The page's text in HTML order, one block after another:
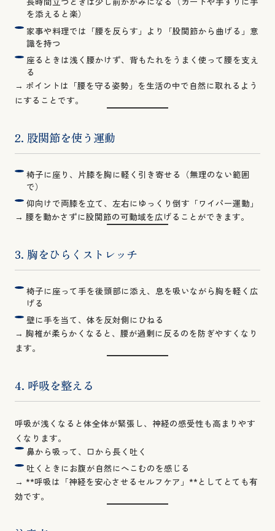
を添えると楽）
家事や料理では「腰を反らす」より「股関節から曲げる」意
識を持つ
座るときは浅く腰かけず、背もたれをうまく使って腰を支え
る
→ ポイントは「腰を守る姿勢」を生活の中で自然に取れるよう
にすることです。
2. 股関節を使う運動
椅子に座り、片膝を胸に軽く引き寄せる（無理のない範囲
で）
仰向けで両膝を立て、左右にゆっくり倒す「ワイパー運動」
→ 腰を動かさずに股関節の可動域を広げることができます。
3. 胸をひらくストレッチ
椅子に座って手を後頭部に添え、息を吸いながら胸を軽く広
げる
壁に手を当て、体を反対側にひねる
→ 胸椎が柔らかくなると、腰が過剰に反るのを防ぎやすくなり
ます。
4. 呼吸を整える
呼吸が浅くなると体全体が緊張し、神経の感受性も高まりやす
くなります。
鼻から吸って、口から長く吐く
吐くときにお腹が自然にへこむのを感じる
→ **呼吸は「神経を安心させるセルフケア」**としてとても有
効です。